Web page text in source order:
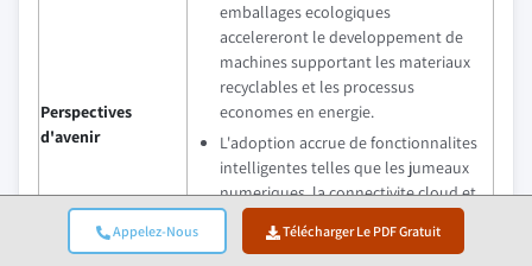
Appelez-Nous Télécharger Le PDF Gratuit
Perspectives
d'avenir
emballages ecologiques
accelereront le developpement de
machines supportant les materiaux
recyclables et les processus
economes en energie.
L'adoption accrue de fonctionnalites
intelligentes telles que les jumeaux
numeriques, la connectivite cloud et
l'analyse predictive transformera les
operations d'emballage, permettant